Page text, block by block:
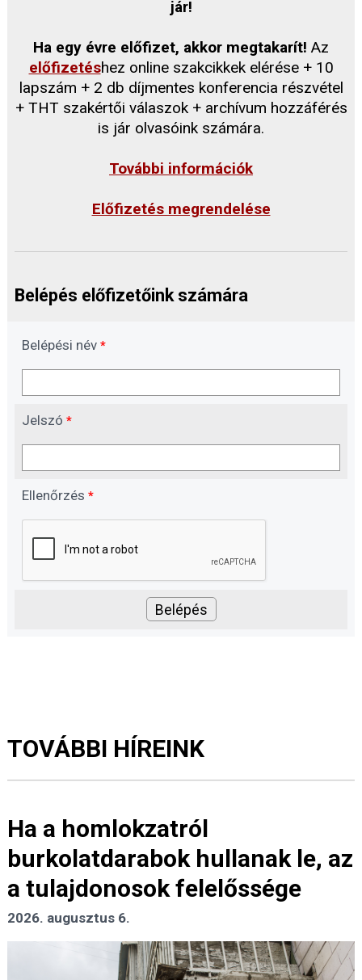
jár!
Ha egy évre előfizet, akkor megtakarít! Az
előfizetéshez online szakcikkek elérése + 10
lapszám + 2 db díjmentes konferencia részvétel
+ THT szakértői válaszok + archívum hozzáférés
is jár olvasóink számára.
További információk
Előfizetés megrendelése
Belépés előfizetőink számára
Belépési név *
Jelszó *
Ellenőrzés *
TOVÁBBI HÍREINK
Ha a homlokzatról
burkolatdarabok hullanak le, az
a tulajdonosok felelőssége
2026. augusztus 6.